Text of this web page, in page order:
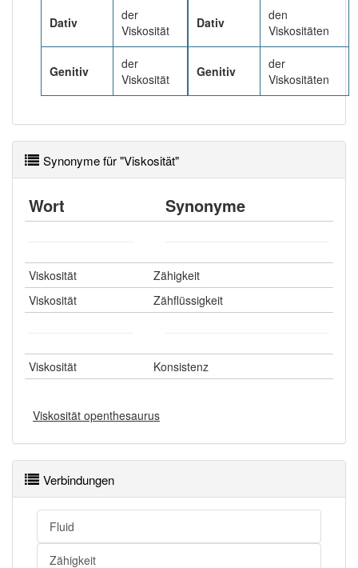
Dativ
der
Viskosität
Genitiv
der
Viskosität
Dativ
den
Viskositäten
Genitiv
der
Viskositäten
Synonyme für "Viskosität"
Wort Synonyme
Viskosität
Zähigkeit
Viskosität
Zähflüssigkeit
Viskosität Konsistenz
Viskosität openthesaurus
Verbindungen
Fluid
Zähigkeit